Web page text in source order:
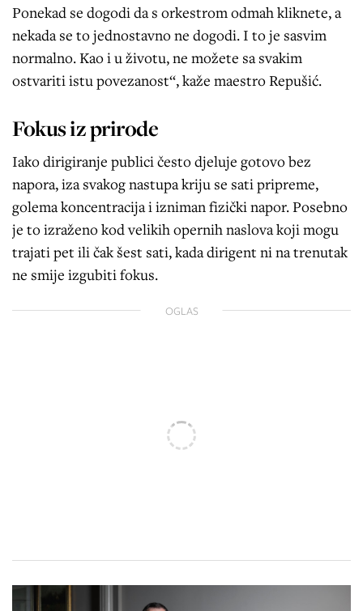
Ponekad se dogodi da s orkestrom odmah kliknete, a
nekada se to jednostavno ne dogodi. I to je sasvim
normalno. Kao i u životu, ne možete sa svakim
ostvariti istu povezanost“, kaže maestro Repušić.
Fokus iz prirode
Iako dirigiranje publici često djeluje gotovo bez
napora, iza svakog nastupa kriju se sati pripreme,
golema koncentracija i izniman fizički napor. Posebno
je to izraženo kod velikih opernih naslova koji mogu
trajati pet ili čak šest sati, kada dirigent ni na trenutak
ne smije izgubiti fokus.
OGLAS